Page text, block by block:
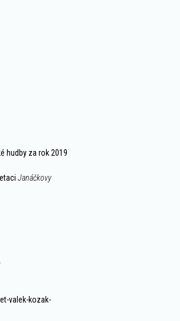
hudby za rok 2019
Janáčkovy
valek-kozak-